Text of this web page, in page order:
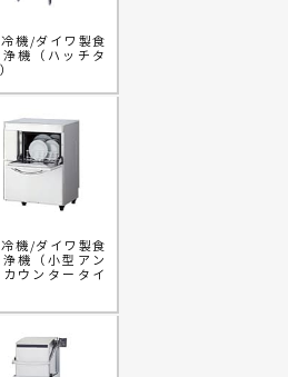
機/ダイワ製食
機（ハッチタ
機/ダイワ製食
機（小型アン
ウンタータイ